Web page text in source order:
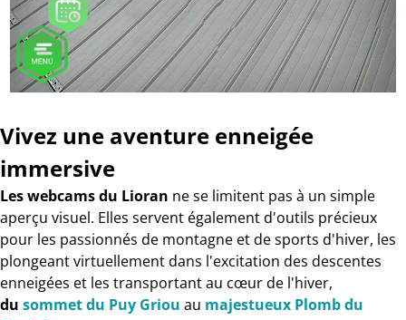
Vivez une aventure enneigée
immersive
Les webcams du Lioran ne se limitent pas à un simple
aperçu visuel. Elles servent également d'outils précieux
pour les passionnés de montagne et de sports d'hiver, les
plongeant virtuellement dans l'excitation des descentes
enneigées et les transportant au cœur de l'hiver,
du sommet du Puy Griou au majestueux Plomb du